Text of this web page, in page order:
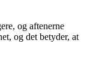
og aftenerne
og det betyder, at